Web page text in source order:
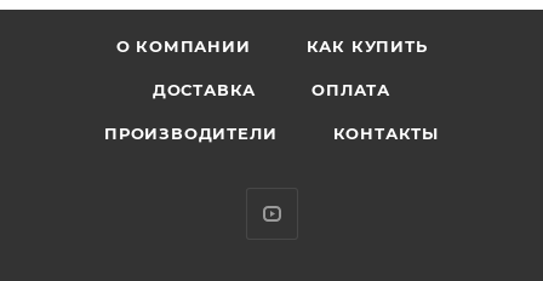
О КОМПАНИИ КАК КУПИТЬ
ДОСТАВКА ОПЛАТА
ПРОИЗВОДИТЕЛИ КОНТАКТЫ